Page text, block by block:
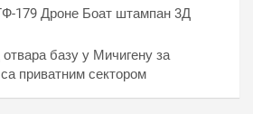
179 Дроне Боат штампан 3Д
базу у Мичигену за
приватним сектором